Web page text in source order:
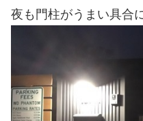
夜も門柱がうまい具合